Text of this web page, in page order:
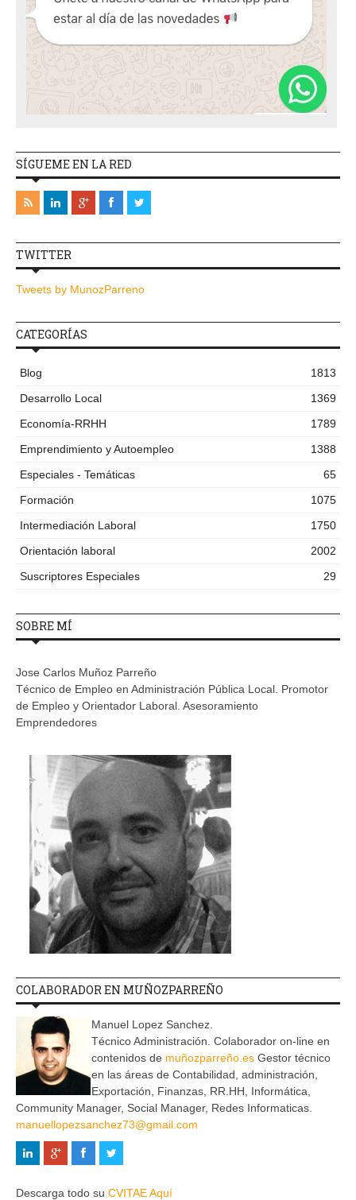
SÍGUEME EN LA RED
TWITTER
Tweets by MunozParreno
CATEGORÍAS
Blog
1813
Desarrollo Local
1369
Economía-RRHH
1789
Emprendimiento y Autoempleo
1388
Especiales - Temáticas
65
Formación
1075
Intermediación Laboral
1750
Orientación laboral
2002
Suscriptores Especiales
29
SOBRE MÍ
Jose Carlos Muñoz Parreño
Técnico de Empleo en Administración Pública Local. Promotor
de Empleo y Orientador Laboral. Asesoramiento
Emprendedores
COLABORADOR EN MUÑOZPARREÑO
Manuel Lopez Sanchez.
Técnico Administración. Colaborador on-line en
contenidos de muñozparreño.es Gestor técnico
en las áreas de Contabilidad, administración,
Exportación, Finanzas, RR.HH, Informática,
Community Manager, Social Manager, Redes Informaticas.
manuellopezsanchez73@gmail.com
Descarga todo su CVITAE Aquí